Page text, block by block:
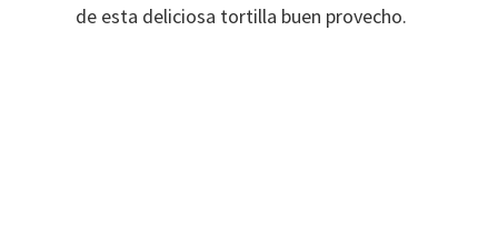
de esta deliciosa tortilla buen provecho.